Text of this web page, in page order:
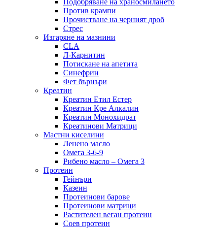
Против крампи
Прочистване на черният дроб
Стрес
Изгаряне на мазнини
CLA
Л-Карнитин
Потискане на апетита
Синефрин
Фет бърнъри
Креатин
Креатин Етил Естер
Креатин Кре Алкалин
Креатин Монохидрат
Креатинови Матрици
Мастни киселини
Ленено масло
Омега 3-6-9
Рибено масло – Омега 3
Протеин
Гейнъри
Казеин
Протеинови барове
Протеинови матрици
Растителен веган протеин
Соев протеин